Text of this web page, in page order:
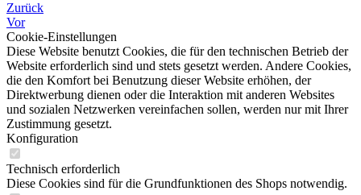
Zurück
Vor
Cookie-Einstellungen
Diese Website benutzt Cookies, die für den technischen Betrieb der
Website erforderlich sind und stets gesetzt werden. Andere Cookies,
die den Komfort bei Benutzung dieser Website erhöhen, der
Direktwerbung dienen oder die Interaktion mit anderen Websites
und sozialen Netzwerken vereinfachen sollen, werden nur mit Ihrer
Zustimmung gesetzt.
Konfiguration
Technisch erforderlich
Diese Cookies sind für die Grundfunktionen des Shops notwendig.